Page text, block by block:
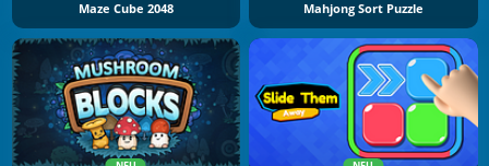
Maze Cube 2048 Mahjong Sort Puzzle